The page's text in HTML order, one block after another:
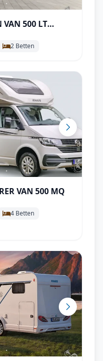
VAN 500 LT
2 Betten
VAN 500 MQ
4 Betten